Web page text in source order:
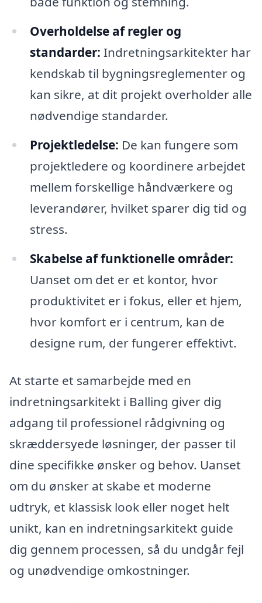
Overholdelse af regler og
standarder: Indretningsarkitekter har
kendskab til bygningsreglementer og
kan sikre, at dit projekt overholder alle
nødvendige standarder.
Projektledelse: De kan fungere som
projektledere og koordinere arbejdet
mellem forskellige håndværkere og
leverandører, hvilket sparer dig tid og
stress.
Skabelse af funktionelle områder:
Uanset om det er et kontor, hvor
produktivitet er i fokus, eller et hjem,
hvor komfort er i centrum, kan de
designe rum, der fungerer effektivt.
At starte et samarbejde med en
indretningsarkitekt i Balling giver dig
adgang til professionel rådgivning og
skræddersyede løsninger, der passer til
dine specifikke ønsker og behov. Uanset
om du ønsker at skabe et moderne
udtryk, et klassisk look eller noget helt
unikt, kan en indretningsarkitekt guide
dig gennem processen, så du undgår fejl
og unødvendige omkostninger.